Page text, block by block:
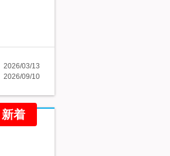
2026/03/13
2026/09/10
新着